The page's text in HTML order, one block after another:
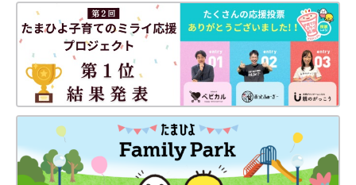
吉田明世（よしだあきよ）
Profile
1988年生まれ。2018年5月に女の子を出産。TBSのアナウンサー
を経て、19年にフリーとなり、テレビ・ラジオ・イベントなど幅
広く活動。保育士資格のほか、絵本専門士の資格も取得。現在は
『THE TRAD』（TOKYO FM毎週月曜～木曜15時～）、Amazon
プライムビデオ『プロ野球そこそこ昔ばなし』にレギュラー出演
中。